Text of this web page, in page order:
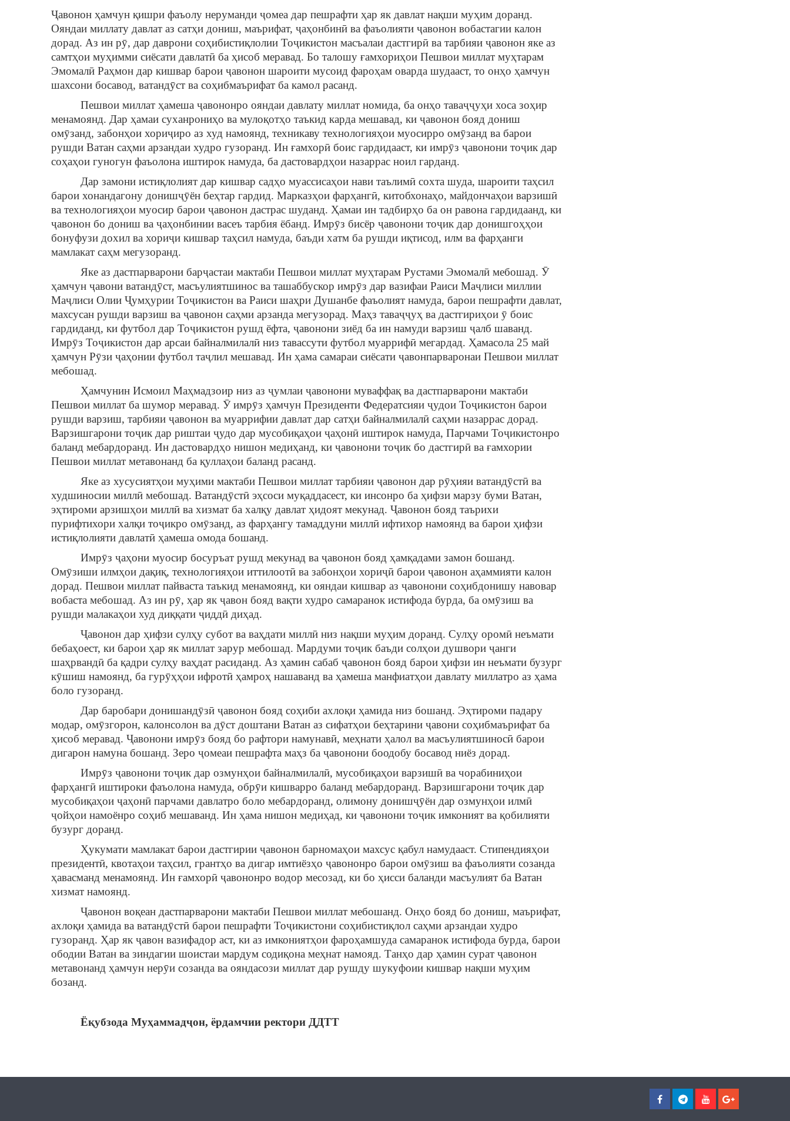
Ҷавонон ҳамчун қишри фаъолу неруманди ҷомеа дар пешрафти ҳар як давлат нақши муҳим доранд.
Ояндаи миллату давлат аз сатҳи дониш, маърифат, ҷаҳонбинӣ ва фаъолияти ҷавонон вобастагии калон
дорад. Аз ин рӯ, дар даврони соҳибистиқлолии Тоҷикистон масъалаи дастгирӣ ва тарбияи ҷавонон яке аз
самтҳои муҳимми сиёсати давлатӣ ба ҳисоб меравад. Бо талошу ғамхориҳои Пешвои миллат муҳтарам
Эмомалӣ Раҳмон дар кишвар барои ҷавонон шароити мусоид фароҳам оварда шудааст, то онҳо ҳамчун
шахсони босавод, ватандӯст ва соҳибмаърифат ба камол расанд.
Пешвои миллат ҳамеша ҷавононро ояндаи давлату миллат номида, ба онҳо таваҷҷуҳи хоса зоҳир
менамоянд. Дар ҳамаи суханрониҳо ва мулоқотҳо таъкид карда мешавад, ки ҷавонон бояд дониш
омӯзанд, забонҳои хориҷиро аз худ намоянд, техникаву технологияҳои муосирро омӯзанд ва барои
рушди Ватан саҳми арзандаи худро гузоранд. Ин ғамхорӣ боис гардидааст, ки имрӯз ҷавонони тоҷик дар
соҳаҳои гуногун фаъолона иштирок намуда, ба дастовардҳои назаррас ноил гарданд.
Дар замони истиқлолият дар кишвар садҳо муассисаҳои нави таълимӣ сохта шуда, шароити таҳсил
барои хонандагону донишҷӯён беҳтар гардид. Марказҳои фарҳангӣ, китобхонаҳо, майдончаҳои варзишӣ
ва технологияҳои муосир барои ҷавонон дастрас шуданд. Ҳамаи ин тадбирҳо ба он равона гардидаанд, ки
ҷавонон бо дониш ва ҷаҳонбинии васеъ тарбия ёбанд. Имрӯз бисёр ҷавонони тоҷик дар донишгоҳҳои
бонуфузи дохил ва хориҷи кишвар таҳсил намуда, баъди хатм ба рушди иқтисод, илм ва фарҳанги
мамлакат саҳм мегузоранд.
Яке аз дастпарварони барҷастаи мактаби Пешвои миллат муҳтарам Рустами Эмомалӣ мебошад. Ӯ
ҳамчун ҷавони ватандӯст, масъулиятшинос ва ташаббускор имрӯз дар вазифаи Раиси Маҷлиси миллии
Маҷлиси Олии Ҷумҳурии Тоҷикистон ва Раиси шаҳри Душанбе фаъолият намуда, барои пешрафти давлат,
махсусан рушди варзиш ва ҷавонон саҳми арзанда мегузорад. Маҳз таваҷҷуҳ ва дастгириҳои ӯ боис
гардиданд, ки футбол дар Тоҷикистон рушд ёфта, ҷавонони зиёд ба ин намуди варзиш ҷалб шаванд.
Имрӯз Тоҷикистон дар арсаи байналмилалӣ низ тавассути футбол муаррифӣ мегардад. Ҳамасола 25 май
ҳамчун Рӯзи ҷаҳонии футбол таҷлил мешавад. Ин ҳама самараи сиёсати ҷавонпарваронаи Пешвои миллат
мебошад.
Ҳамчунин Исмоил Маҳмадзоир низ аз ҷумлаи ҷавонони муваффақ ва дастпарварони мактаби
Пешвои миллат ба шумор меравад. Ӯ имрӯз ҳамчун Президенти Федератсияи ҷудои Тоҷикистон барои
рушди варзиш, тарбияи ҷавонон ва муаррифии давлат дар сатҳи байналмилалӣ саҳми назаррас дорад.
Варзишгарони тоҷик дар риштаи ҷудо дар мусобиқаҳои ҷаҳонӣ иштирок намуда, Парчами Тоҷикистонро
баланд мебардоранд. Ин дастовардҳо нишон медиҳанд, ки ҷавонони тоҷик бо дастгирӣ ва ғамхории
Пешвои миллат метавонанд ба қуллаҳои баланд расанд.
Яке аз хусусиятҳои муҳими мактаби Пешвои миллат тарбияи ҷавонон дар рӯҳияи ватандӯстӣ ва
худшиносии миллӣ мебошад. Ватандӯстӣ эҳсоси муқаддасест, ки инсонро ба ҳифзи марзу буми Ватан,
эҳтироми арзишҳои миллӣ ва хизмат ба халқу давлат ҳидоят мекунад. Ҷавонон бояд таърихи
пурифтихори халқи тоҷикро омӯзанд, аз фарҳангу тамаддуни миллӣ ифтихор намоянд ва барои ҳифзи
истиқлолияти давлатӣ ҳамеша омода бошанд.
Имрӯз ҷаҳони муосир босуръат рушд мекунад ва ҷавонон бояд ҳамқадами замон бошанд.
Омӯзиши илмҳои дақиқ, технологияҳои иттилоотӣ ва забонҳои хориҷӣ барои ҷавонон аҳаммияти калон
дорад. Пешвои миллат пайваста таъкид менамоянд, ки ояндаи кишвар аз ҷавонони соҳибдонишу навовар
вобаста мебошад. Аз ин рӯ, ҳар як ҷавон бояд вақти худро самаранок истифода бурда, ба омӯзиш ва
рушди малакаҳои худ диққати ҷиддӣ диҳад.
Ҷавонон дар ҳифзи сулҳу субот ва ваҳдати миллӣ низ нақши муҳим доранд. Сулҳу оромӣ неъмати
бебаҳоест, ки барои ҳар як миллат зарур мебошад. Мардуми тоҷик баъди солҳои душвори ҷанги
шаҳрвандӣ ба қадри сулҳу ваҳдат расиданд. Аз ҳамин сабаб ҷавонон бояд барои ҳифзи ин неъмати бузург
кӯшиш намоянд, ба гурӯҳҳои ифротӣ ҳамроҳ нашаванд ва ҳамеша манфиатҳои давлату миллатро аз ҳама
боло гузоранд.
Дар баробари донишандӯзӣ ҷавонон бояд соҳиби ахлоқи ҳамида низ бошанд. Эҳтироми падару
модар, омӯзгорон, калонсолон ва дӯст доштани Ватан аз сифатҳои беҳтарини ҷавони соҳибмаърифат ба
ҳисоб меравад. Ҷавонони имрӯз бояд бо рафтори намунавӣ, меҳнати ҳалол ва масъулиятшиносӣ барои
дигарон намуна бошанд. Зеро ҷомеаи пешрафта маҳз ба ҷавонони боодобу босавод ниёз дорад.
Имрӯз ҷавонони тоҷик дар озмунҳои байналмилалӣ, мусобиқаҳои варзишӣ ва чорабиниҳои
фарҳангӣ иштироки фаъолона намуда, обрӯи кишварро баланд мебардоранд. Варзишгарони тоҷик дар
мусобиқаҳои ҷаҳонӣ парчами давлатро боло мебардоранд, олимону донишҷӯён дар озмунҳои илмӣ
ҷойҳои намоёнро соҳиб мешаванд. Ин ҳама нишон медиҳад, ки ҷавонони тоҷик имконият ва қобилияти
бузург доранд.
Ҳукумати мамлакат барои дастгирии ҷавонон барномаҳои махсус қабул намудааст. Стипендияҳои
президентӣ, квотаҳои таҳсил, грантҳо ва дигар имтиёзҳо ҷавононро барои омӯзиш ва фаъолияти созанда
ҳавасманд менамоянд. Ин ғамхорӣ ҷавононро водор месозад, ки бо ҳисси баланди масъулият ба Ватан
хизмат намоянд.
Ҷавонон воқеан дастпарварони мактаби Пешвои миллат мебошанд. Онҳо бояд бо дониш, маърифат,
ахлоқи ҳамида ва ватандӯстӣ барои пешрафти Тоҷикистони соҳибистиқлол саҳми арзандаи худро
гузоранд. Ҳар як ҷавон вазифадор аст, ки аз имкониятҳои фароҳамшуда самаранок истифода бурда, барои
ободии Ватан ва зиндагии шоистаи мардум содиқона меҳнат намояд. Танҳо дар ҳамин сурат ҷавонон
метавонанд ҳамчун нерӯи созанда ва ояндасози миллат дар рушду шукуфоии кишвар нақши муҳим
бозанд.
Ёқубзода Муҳаммадҷон, ёрдамчии ректори ДДТТ